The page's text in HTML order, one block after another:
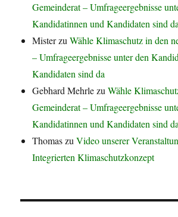
Gemeinderat – Umfrageergebnisse
Kandidatinnen und Kandidaten sind
MisterzuWähle Klimaschutz in den
– Umfrageergebnisse unter den
Kandidaten sind da
Gebhard MehrlezuWähle
Gemeinderat – Umfrageergebnisse
Kandidatinnen und Kandidaten sind
ThomaszuVideo unserer
Integrierten Klimaschutzkonzept